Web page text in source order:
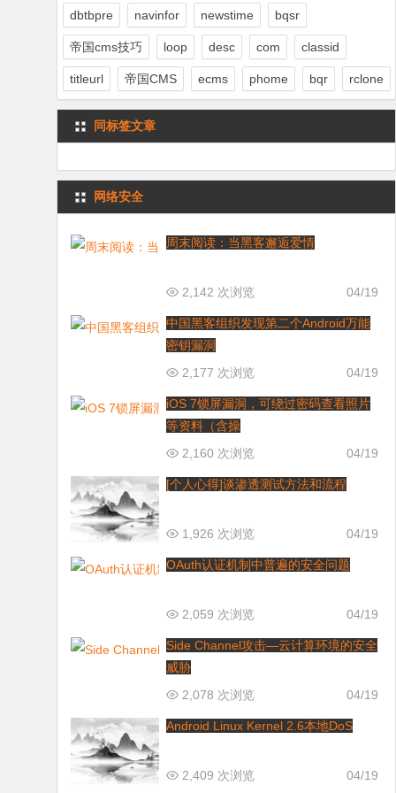
dbtbpre navinfor newstime bqsr
帝国cms技巧 loop desc com classid
titleurl 帝国CMS ecms phome bqr rclone
同标签文章
网络安全
周末阅读：当黑客邂逅爱情
04/19
2,142 次浏览
中国黑客组织发现第二个Android万能
密钥漏洞
04/19
2,177 次浏览
iOS 7锁屏漏洞，可绕过密码查看照片
等资料（含操
04/19
2,160 次浏览
[个人心得]谈渗透测试方法和流程
04/19
1,926 次浏览
OAuth认证机制中普遍的安全问题
04/19
2,059 次浏览
Side Channel攻击—云计算环境的安全
威胁
04/19
2,078 次浏览
Android Linux Kernel 2.6本地DoS
04/19
2,409 次浏览